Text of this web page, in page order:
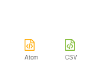
Atom CSV